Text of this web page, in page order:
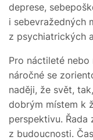
deprese,
i sebevražedných
z psychiatrických
Pro náctileté
náročné se
naději, že svět,
dobrým místem k
perspektivu.
z budoucnosti.